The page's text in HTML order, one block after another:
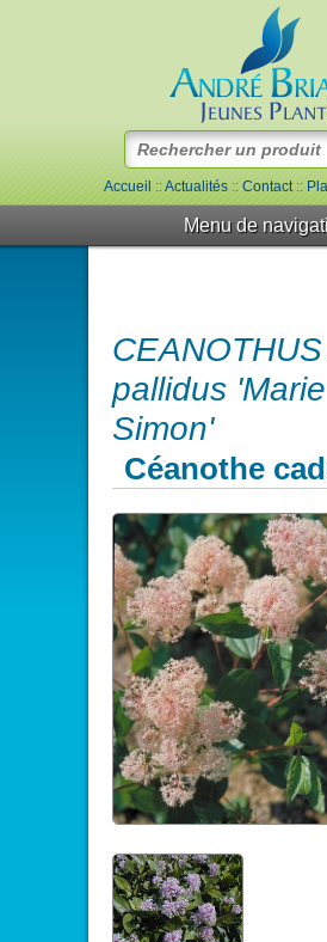
Accueil::Actualités::Contact::
Menu de
pallidus 'Marie
Simon'
Céanothe